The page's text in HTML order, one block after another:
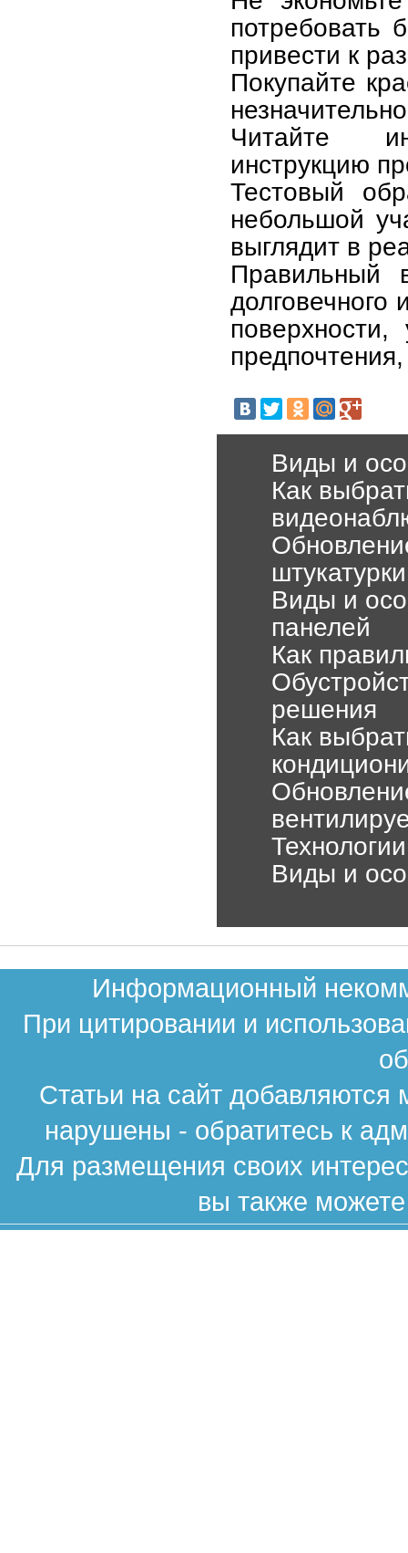
потребовать
привести к
Покупайте
Читайте
инструкцию
Тестовый
небольшой
выглядит в
Правильный
долговечного
Виды и
Как
штукатурки
Виды и
панелей
Как
решения
Как
Виды и
Информационный
При цитировании и
Статьи на сайт
нарушены - обратитесь к
Для размещения своих
вы также